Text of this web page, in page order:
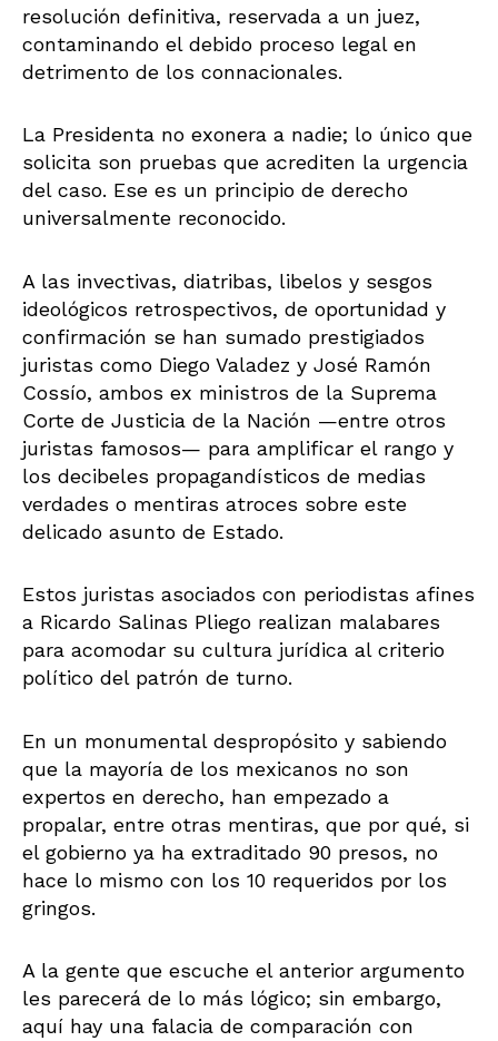
resolución definitiva, reservada a un juez,
contaminando el debido proceso legal en
detrimento de los connacionales.
La Presidenta no exonera a nadie; lo único que
solicita son pruebas que acrediten la urgencia
del caso. Ese es un principio de derecho
universalmente reconocido.
A las invectivas, diatribas, libelos y sesgos
ideológicos retrospectivos, de oportunidad y
confirmación se han sumado prestigiados
juristas como Diego Valadez y José Ramón
Cossío, ambos ex ministros de la Suprema
Corte de Justicia de la Nación —entre otros
juristas famosos— para amplificar el rango y
los decibeles propagandísticos de medias
verdades o mentiras atroces sobre este
delicado asunto de Estado.
Estos juristas asociados con periodistas afines
a Ricardo Salinas Pliego realizan malabares
para acomodar su cultura jurídica al criterio
político del patrón de turno.
En un monumental despropósito y sabiendo
que la mayoría de los mexicanos no son
expertos en derecho, han empezado a
propalar, entre otras mentiras, que por qué, si
el gobierno ya ha extraditado 90 presos, no
hace lo mismo con los 10 requeridos por los
gringos.
A la gente que escuche el anterior argumento
les parecerá de lo más lógico; sin embargo,
aquí hay una falacia de comparación con